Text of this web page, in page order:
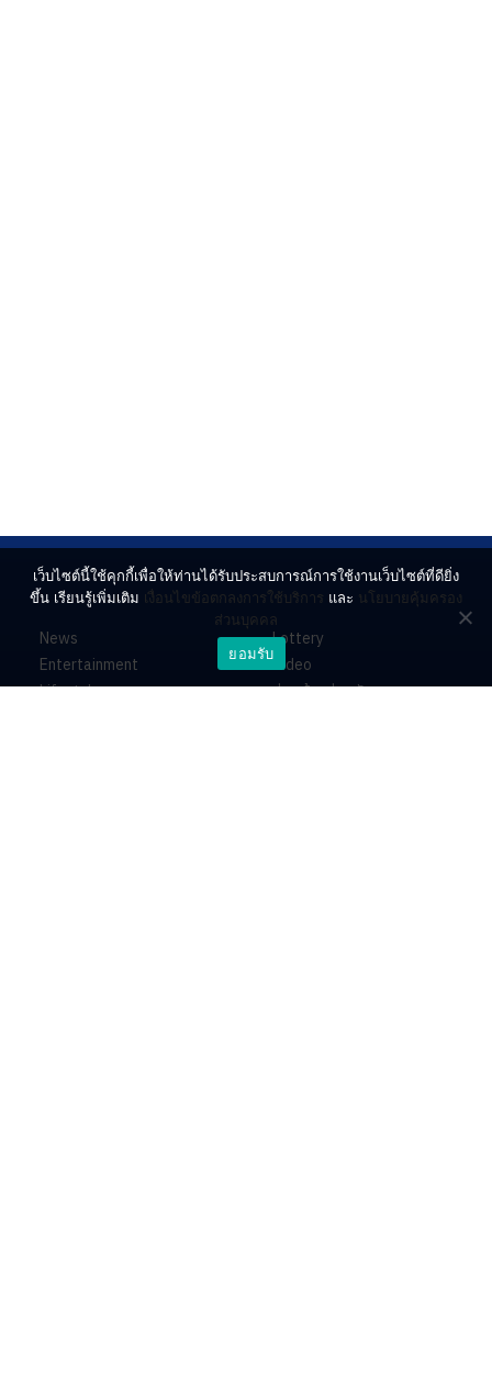
News
Entertainment
Lifestyle
Lottery
Video
ร่วมด้วยช่วยกัน
เว็บไซต์นี้ใช้คุกกี้เพื่อให้ท่านได้รับประสบการณ์การใช้งานเว็บไซต์ที่ดียิ่ง
ขึ้น เรียนรู้เพิ่มเติม เงื่อนไขข้อตกลงการใช้บริการ และ นโยบายคุ้มครอง
ส่วนบุคคล
ยอมรับ